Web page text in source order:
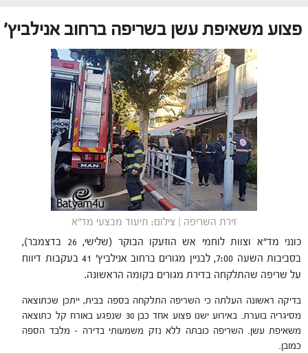
פצוע משאיפת עשן בשריפה ברחוב אנילביץ'
זירת השריפה | צילום: תיעוד מבצעי מד"א
כונני מד"א וצוות לוחמי אש הוזעקו הבוקר (שלישי, 26 בדצמבר),
בסביבות השעה 7:00, לבניין מגורים ברחוב אנילביץ' 41 בעקבות דיווח
על שריפה שהתלקחה בדירת מגורים בקומה הראשונה.
בדיקה ראשונה העלתה כי השריפה התלקחה בספה בבית, ייתכן שכתוצאה
מסיגריה בוערת. באירוע ישנו פצוע אחד כבן 30 שנפגע באורח קל כתוצאה
משאיפת עשן. השריפה כובתה ללא נזק משמעותי בדירה – מלבד הספה
כמובן.